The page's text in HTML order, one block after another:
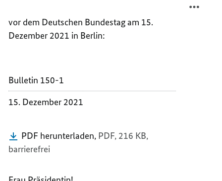
vor dem Deutschen Bundestag am 15.
Dezember 2021 in Berlin:
Bulletin 150-1
15. Dezember 2021
PDF herunterladen, PDF, 216 KB,
barrierefrei